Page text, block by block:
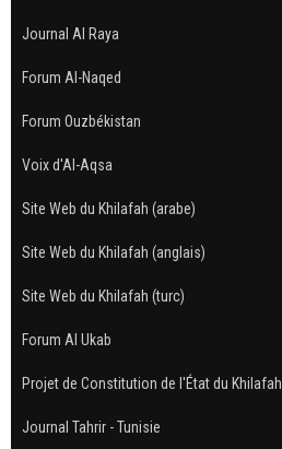
Journal Al Raya
Forum Al-Naqed
Forum Ouzbékistan
Voix d'Al-Aqsa
Site Web du Khilafah (arabe)
Site Web du Khilafah (anglais)
Site Web du Khilafah (turc)
Forum Al Ukab
Projet de Constitution de l'État du Khilafah
Journal Tahrir - Tunisie